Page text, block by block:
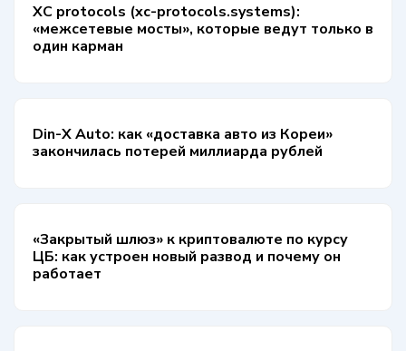
XC protocols (xc-protocols.systems):
«межсетевые мосты», которые ведут только в
один карман
Din-X Auto: как «доставка авто из Кореи»
закончилась потерей миллиарда рублей
«Закрытый шлюз» к криптовалюте по курсу
ЦБ: как устроен новый развод и почему он
работает